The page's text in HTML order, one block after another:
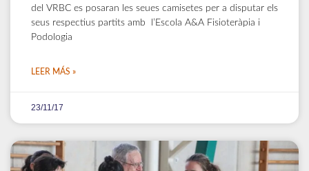
del VRBC es posaran les seues camisetes per a disputar els
seus respectius partits amb l’Escola A&A Fisioteràpia i
Podologia
LEER MÁS »
23/11/17